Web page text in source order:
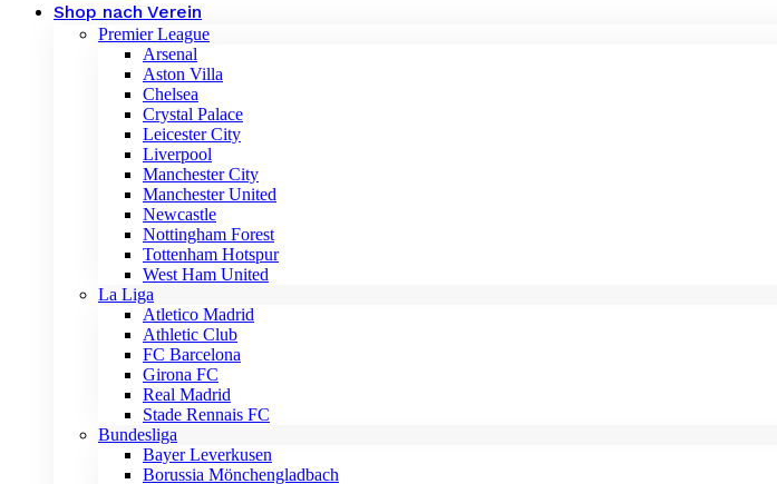
Shop nach Verein
Premier League
Arsenal
Aston Villa
Chelsea
Crystal Palace
Leicester City
Liverpool
Manchester City
Manchester United
Newcastle
Nottingham Forest
Tottenham Hotspur
West Ham United
La Liga
Atletico Madrid
Athletic Club
FC Barcelona
Girona FC
Real Madrid
Stade Rennais FC
Bundesliga
Bayer Leverkusen
Borussia Mönchengladbach